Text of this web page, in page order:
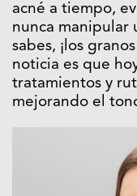
acné a tiempo,
nunca manipular
sabes, ¡los
noticia es que
tratamientos y
mejorando el